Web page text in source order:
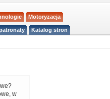
Motoryzacja
Katalog stron
w